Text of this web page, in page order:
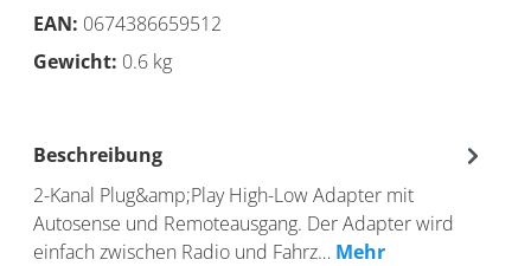
EAN: 0674386659512
Gewicht: 0.6 kg
Beschreibung
2-Kanal Plug&amp;Play High-Low Adapter mit
Autosense und Remoteausgang. Der Adapter wird
einfach zwischen Radio und Fahrz… Mehr